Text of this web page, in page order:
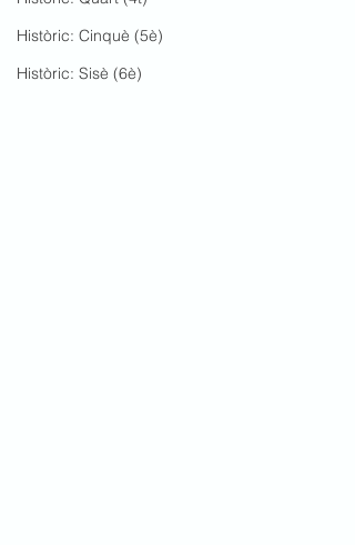
Històric: Cinquè (5è)
Històric: Sisè (6è)